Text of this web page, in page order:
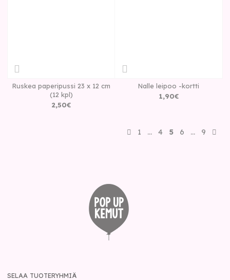
Ruskea paperipussi 23 x 12 cm
(12 kpl)
2,50€
Nalle leipoo -kortti
1,90€
1 … 4 5 6 … 9
SELAA TUOTERYHMIÄ